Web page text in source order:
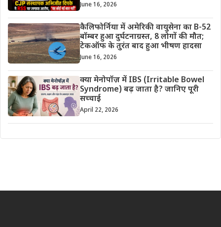
June 16, 2026
कैलिफोर्निया में अमेरिकी वायुसेना का B-52
बॉम्बर हुआ दुर्घटनाग्रस्त, 8 लोगों की मौत;
टेकऑफ के तुरंत बाद हुआ भीषण हादसा
June 16, 2026
क्या मेनोपॉज़ में IBS (Irritable Bowel
Syndrome) बढ़ जाता है? जानिए पूरी
सच्चाई
April 22, 2026